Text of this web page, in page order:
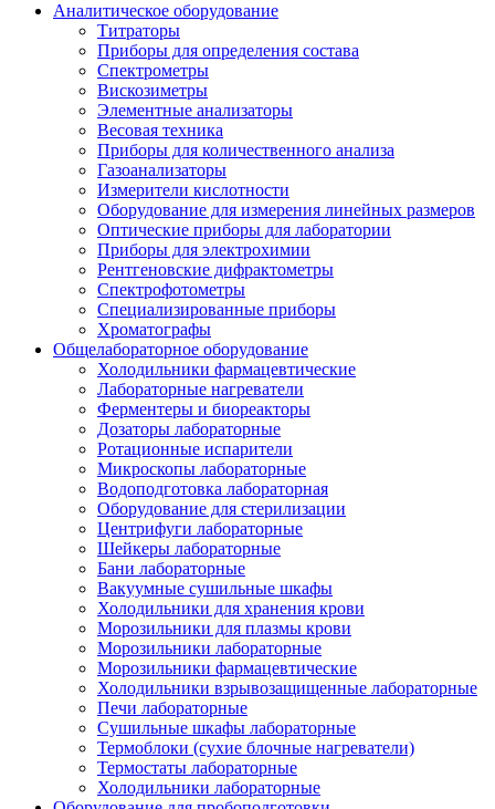
Аналитическое оборудование
Титраторы
Приборы для определения состава
Спектрометры
Вискозиметры
Элементные анализаторы
Весовая техника
Приборы для количественного анализа
Газоанализаторы
Измерители кислотности
Оборудование для измерения линейных размеров
Оптические приборы для лаборатории
Приборы для электрохимии
Рентгеновские дифрактометры
Спектрофотометры
Специализированные приборы
Хроматографы
Общелабораторное оборудование
Холодильники фармацевтические
Лабораторные нагреватели
Ферментеры и биореакторы
Дозаторы лабораторные
Ротационные испарители
Микроскопы лабораторные
Водоподготовка лабораторная
Оборудование для стерилизации
Центрифуги лабораторные
Шейкеры лабораторные
Бани лабораторные
Вакуумные сушильные шкафы
Холодильники для хранения крови
Морозильники для плазмы крови
Морозильники лабораторные
Морозильники фармацевтические
Холодильники взрывозащищенные лабораторные
Печи лабораторные
Сушильные шкафы лабораторные
Термоблоки (сухие блочные нагреватели)
Термостаты лабораторные
Холодильники лабораторные